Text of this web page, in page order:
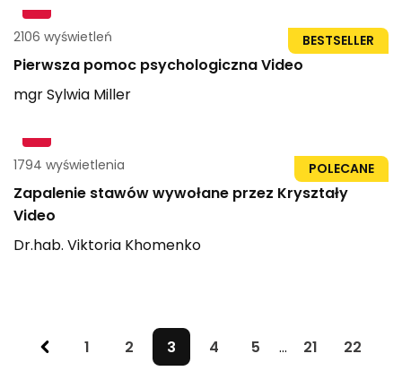
BESTSELLER
2106 wyświetleń 1h 45min
Pierwsza pomoc psychologiczna Video
mgrSylwia Miller
POLECANE
1794 wyświetlenia 1h 21min
Zapalenie stawów wywołane przez Kryształy
Video
Dr.hab. Viktoria Khomenko
1 2 3 4 5 ... 21 22